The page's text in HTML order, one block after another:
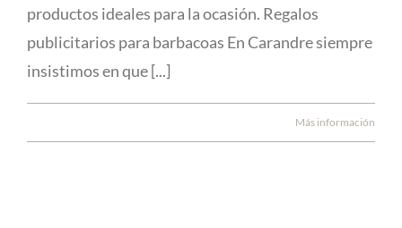
productos ideales para la ocasión. Regalos
publicitarios para barbacoas En Carandre siempre
insistimos en que [...]
Más información